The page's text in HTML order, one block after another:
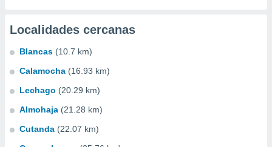
Localidades cercanas
Blancas (10.7 km)
Calamocha (16.93 km)
Lechago (20.29 km)
Almohaja (21.28 km)
Cutanda (22.07 km)